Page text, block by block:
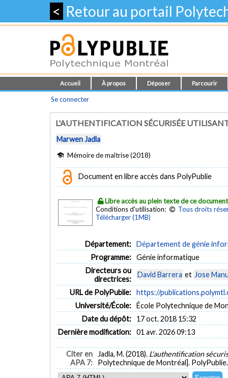
< Retour au portail
Accueil À propos Déposer Parcourir
Se connecter
L'AUTHENTIFICATION SÉCURISÉE
Marwen Jadla
Mémoire de maîtrise (2018)
Document en libre accès dans PolyPublie
Libre accès au plein texte de ce document
Conditions d'utilisation:
Tous droits
Télécharger (1MB)
Département: Département de génie
Programme: Génie informatique
Directeurs ou
directrices:
David Barrera et Jose
URL de PolyPublie: https://
Université/École: École Polytechnique de
Date du dépôt:
17 oct. 2018 15:32
Dernière modification: 01 avr. 2026 09:13
Citer en
APA 7:
Jadla, M. (2018). L'authentification
Polytechnique de Montréal].